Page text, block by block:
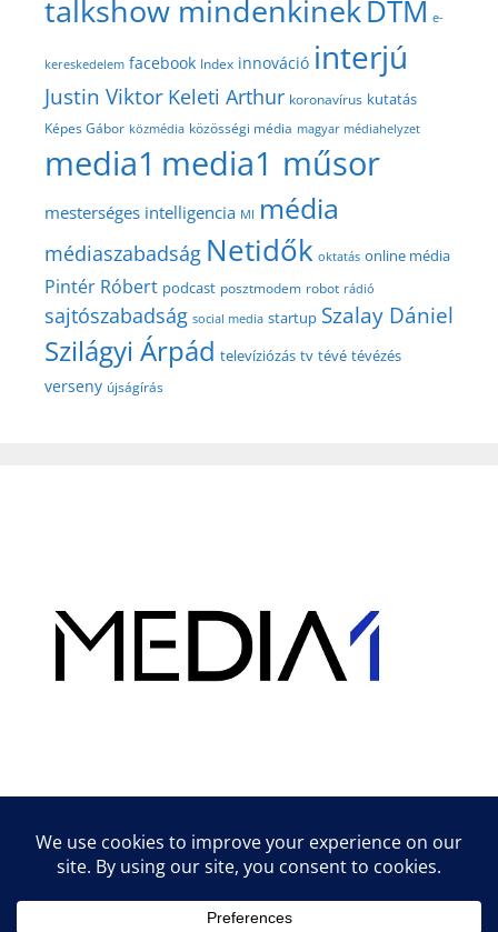
talkshow mindenkinekDTM e-
kereskedelem facebook Index innováció interjú
Justin Viktor Keleti Arthur koronavírus kutatás
Képes Gábor közmédia közösségi média magyar médiahelyzet
media1 media1 műsor
mesterséges intelligencia MI média
médiaszabadság Netidők oktatás online média
Pintér Róbert podcast posztmodem robot rádió
sajtószabadság social media startup Szalay Dániel
Szilágyi Árpád televíziózás tv tévé tévézés
verseny újságírás
Lifestyle tippek & trükkök